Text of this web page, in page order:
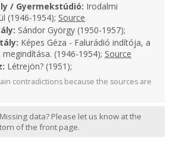
/ Gyermekstúdió: Irodalmi
(1946-1954); Source
Sándor György (1950-1957);
Képes Géza - Falurádió indítója, a
(1946-1954); Source
Létrejön? (1951);
contradictions because the sources are
data? Please let us know at the
of the front page.